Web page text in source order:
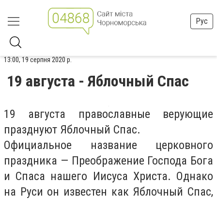
Рус
13:00, 19 серпня 2020 р.
19 августа - Яблочный Спас
19 августа православные верующие
празднуют Яблочный Спас.
Официальное название церковного
праздника — Преображение Господа Бога
и Спаса нашего Иисуса Христа. Однако
на Руси он известен как Яблочный Спас,